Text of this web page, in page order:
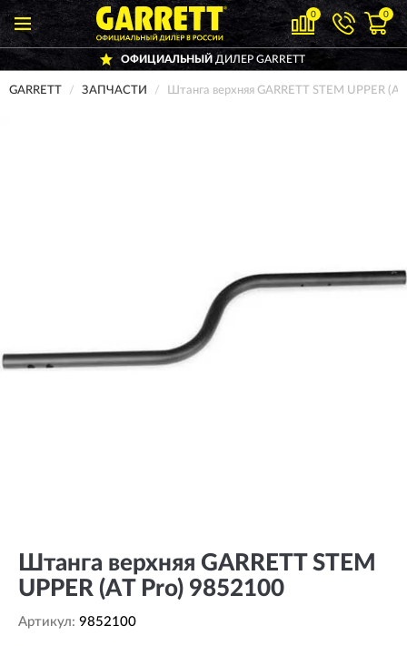
0 0
ОФИЦИАЛЬНЫЙДИЛЕР GARRETT
GARRETT ЗАПЧАСТИ Штанга верхняя GARRETT STEM UPPER
Штанга верхняя GARRETT STEM
UPPER (AT Pro) 9852100
Артикул: 9852100